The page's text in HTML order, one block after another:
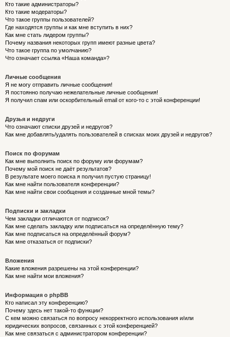
Кто такие администраторы?
Кто такие модераторы?
Что такое группы пользователей?
Где находятся группы и как мне вступить в них?
Как мне стать лидером группы?
Почему названия некоторых групп имеют разные цвета?
Что такое группа по умолчанию?
Что означает ссылка «Наша команда»?
Личные сообщения
Я не могу отправить личные сообщения!
Я постоянно получаю нежелательные личные сообщения!
Я получил спам или оскорбительный email от кого-то с этой конференции!
Друзья и недруги
Что означают списки друзей и недругов?
Как мне добавлять/удалять пользователей в списках моих друзей и недругов?
Поиск по форумам
Как мне выполнить поиск по форуму или форумам?
Почему мой поиск не даёт результатов?
В результате моего поиска я получил пустую страницу!
Как мне найти пользователя конференции?
Как мне найти свои сообщения и созданные мной темы?
Подписки и закладки
Чем закладки отличаются от подписок?
Как мне сделать закладку или подписаться на определённую тему?
Как мне подписаться на определённый форум?
Как мне отказаться от подписки?
Вложения
Какие вложения разрешены на этой конференции?
Как мне найти мои вложения?
Информация о phpBB
Кто написал эту конференцию?
Почему здесь нет такой-то функции?
С кем можно связаться по вопросу некорректного использования и/или
юридических вопросов, связанных с этой конференцией?
Как мне связаться с администратором конференции?